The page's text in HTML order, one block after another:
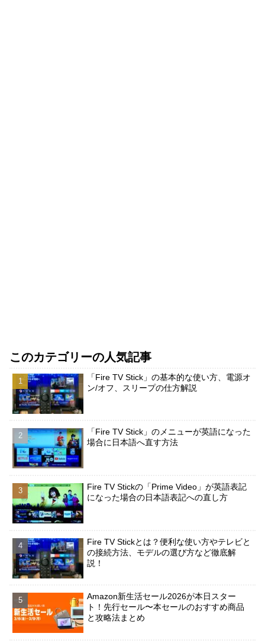
このカテゴリーの人気記事
「Fire TV Stick」の基本的な使い方、電源オ
ン/オフ、スリープの仕方解説
「Fire TV Stick」のメニューが英語になった
場合に日本語へ直す方法
Fire TV Stickの「Prime Video」が英語表記
になった場合の日本語表記への直し方
Fire TV Stickとは？便利な使い方やテレビと
の接続方法、モデルの選び方など徹底解
説！
Amazon新生活セール2026が本日スター
ト！先行セール〜本セールのおすすめ商品
と攻略法まとめ